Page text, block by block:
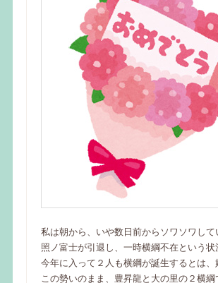
私は朝から、いや数日前からソワソワして
照ノ富士が引退し、一時横綱不在という
今年に入って２人も横綱が誕生するとは
この勢いのまま、豊昇龍と大の里の２横